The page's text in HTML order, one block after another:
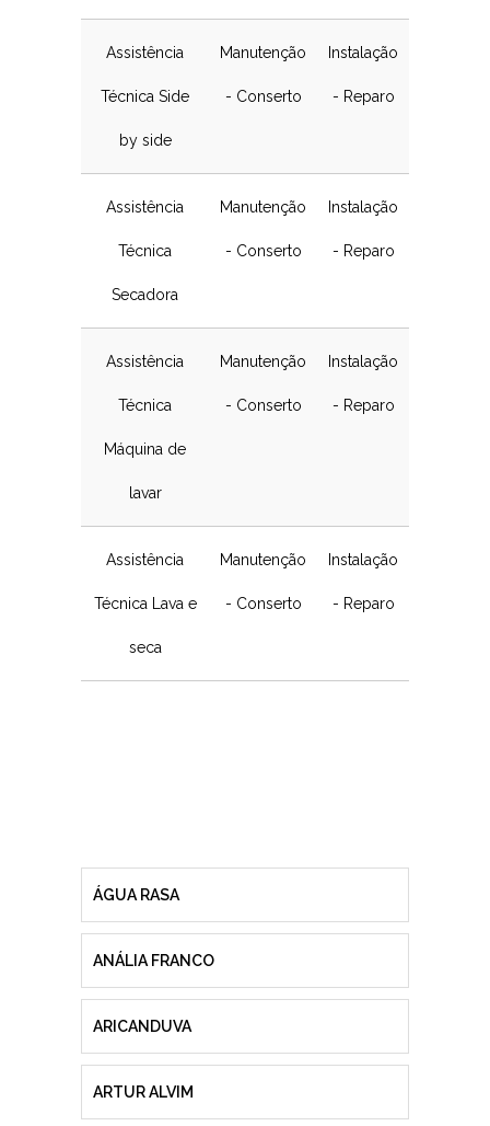
Assistência
Técnica Side
by side
Manutenção
- Conserto
Instalação
- Reparo
Assistência
Técnica
Secadora
Manutenção
- Conserto
Instalação
- Reparo
Assistência
Técnica
Máquina de
lavar
Manutenção
- Conserto
Instalação
- Reparo
Assistência
Técnica Lava e
seca
Manutenção
- Conserto
Instalação
- Reparo
ÁGUA RASA
ANÁLIA FRANCO
ARICANDUVA
ARTUR ALVIM